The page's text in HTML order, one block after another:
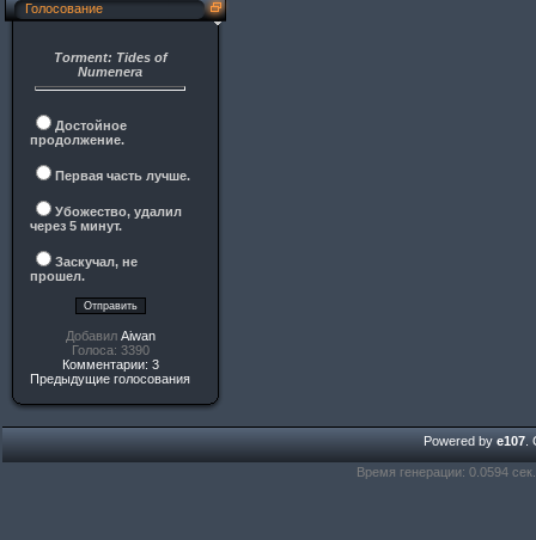
Голосование
Torment: Tides of
Numenera
Достойное
продолжение.
Первая часть лучше.
Убожество, удалил
через 5 минут.
Заскучал, не
прошел.
Добавил Aiwan
Голоса: 3390
Комментарии: 3
Предыдущие голосования
Powered by e107
Время генерации: 0.0594